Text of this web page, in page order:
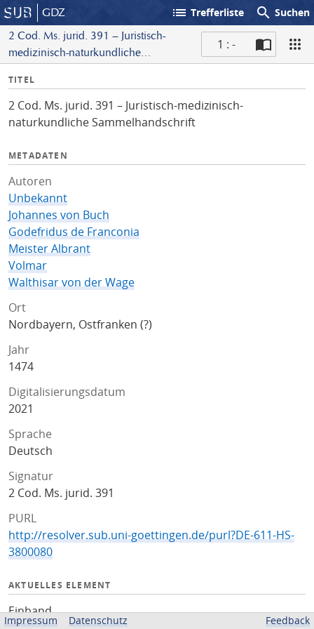
GDZ list Trefferliste search Suchen
2 Cod. Ms. jurid. 391 – Juristisch-
medizinisch-naturkundliche
1 : -
I
f
o
TITEL
2 Cod. Ms. jurid. 391 – Juristisch-medizinisch-
naturkundliche Sammelhandschrift
METADATEN
Autoren
Unbekannt
Johannes von Buch
Godefridus de Franconia
Meister Albrant
Volmar
Walthisar von der Wage
Ort
Nordbayern, Ostfranken (?)
Jahr
1474
Digitalisierungsdatum
2021
Sprache
Deutsch
Signatur
2 Cod. Ms. jurid. 391
PURL
http://resolver.sub.uni-goettingen.de/purl?DE-611-HS-
3800080
AKTUELLES ELEMENT
Einband
Impressum Datenschutz Feedback